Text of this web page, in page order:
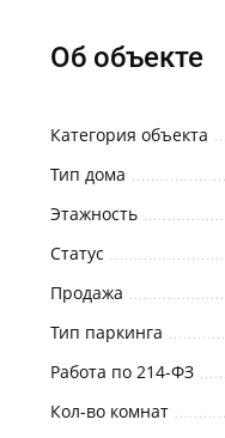
Об объекте
Категория объекта
Тип дома
Этажность
Статус
Продажа
Тип паркинга
Работа по 214-ФЗ
Кол-во комнат